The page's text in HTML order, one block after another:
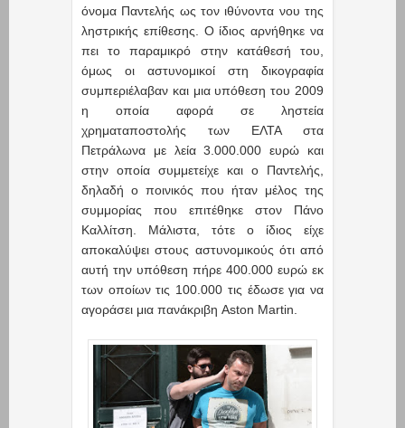
όνομα Παντελής ως τον ιθύνοντα νου της
ληστρικής επίθεσης. Ο ίδιος αρνήθηκε να
πει το παραμικρό στην κατάθεσή του,
όμως οι αστυνομικοί στη δικογραφία
συμπεριέλαβαν και μια υπόθεση του 2009
η οποία αφορά σε ληστεία
χρηματαποστολής των ΕΛΤΑ στα
Πετράλωνα με λεία 3.000.000 ευρώ και
στην οποία συμμετείχε και ο Παντελής,
δηλαδή ο ποινικός που ήταν μέλος της
συμμορίας που επιτέθηκε στον Πάνο
Καλλίτση. Μάλιστα, τότε ο ίδιος είχε
αποκαλύψει στους αστυνομικούς ότι από
αυτή την υπόθεση πήρε 400.000 ευρώ εκ
των οποίων τις 100.000 τις έδωσε για να
αγοράσει μια πανάκριβη Aston Martin.